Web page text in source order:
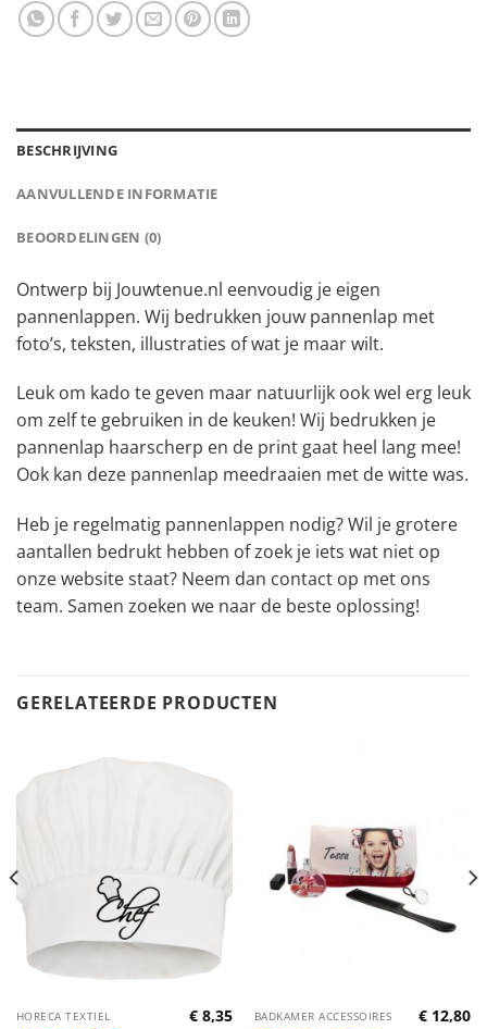
BESCHRIJVING
AANVULLENDE INFORMATIE
BEOORDELINGEN (0)
Ontwerp bij Jouwtenue.nl eenvoudig je eigen
pannenlappen. Wij bedrukken jouw pannenlap met
foto’s, teksten, illustraties of wat je maar wilt.
Leuk om kado te geven maar natuurlijk ook wel erg leuk
om zelf te gebruiken in de keuken! Wij bedrukken je
pannenlap haarscherp en de print gaat heel lang mee!
Ook kan deze pannenlap meedraaien met de witte was.
Heb je regelmatig pannenlappen nodig? Wil je grotere
aantallen bedrukt hebben of zoek je iets wat niet op
onze website staat? Neem dan contact op met ons
team. Samen zoeken we naar de beste oplossing!
GERELATEERDE PRODUCTEN
HORECA TEXTIEL € 8,35 BADKAMER ACCESSOIRES € 12,80